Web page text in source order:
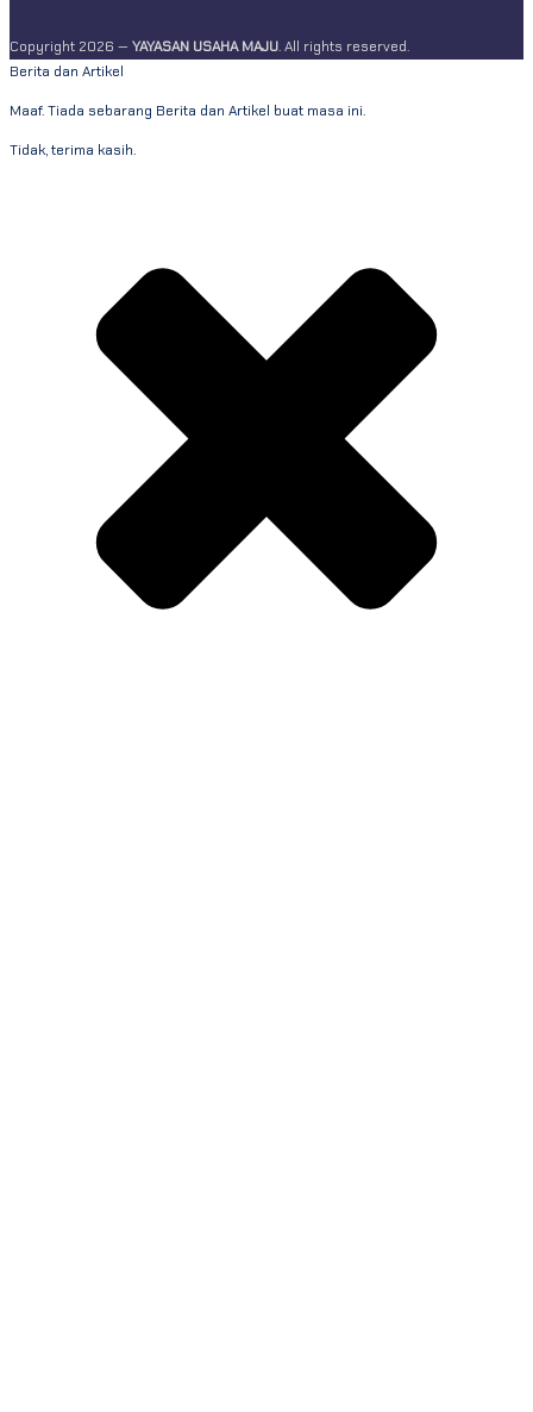
Copyright 2026 — YAYASAN USAHA MAJU. All rights reserved.
Berita dan Artikel
Maaf. Tiada sebarang Berita dan Artikel buat masa ini.
Tidak, terima kasih.